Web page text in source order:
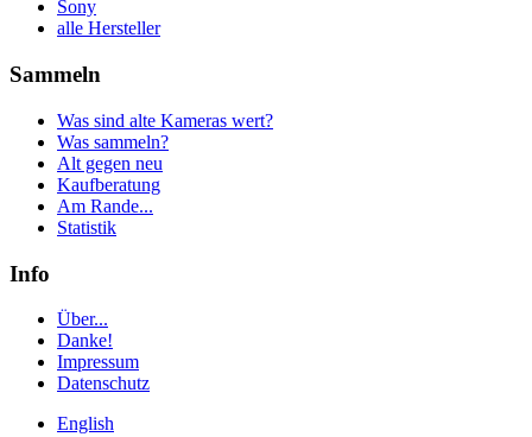
Sony
alle Hersteller
Sammeln
Was sind alte Kameras wert?
Was sammeln?
Alt gegen neu
Kaufberatung
Am Rande...
Statistik
Info
Über...
Danke!
Impressum
Datenschutz
English